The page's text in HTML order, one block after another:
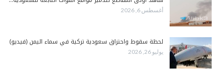
أغسطس 6, 2026
لحظة سقوط واحتراق سعودية تركية في سماء اليمن (فيديو)
يوليو 26, 2026